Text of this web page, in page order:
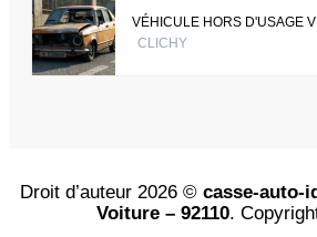
VÉHICULE HORS D'USAGE
CLICHY
Droit d’auteur 2026 © casse-auto-
Voiture – 92110.